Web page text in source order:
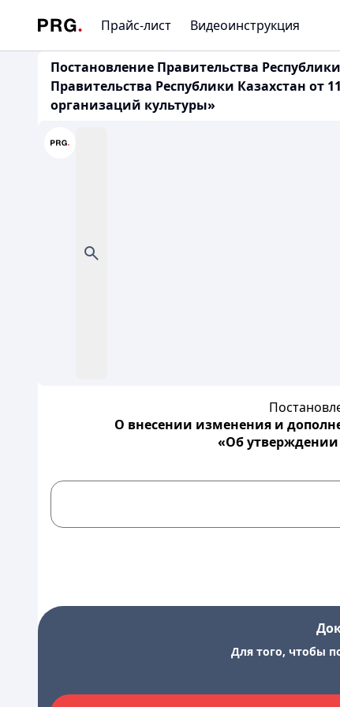
Прайс-лист Видеоинструкция
Постановление Правительства
Правительства Республики Казахстан от
организаций культуры»
О внесении изменения и
«Об утверждении
Для того, чтобы